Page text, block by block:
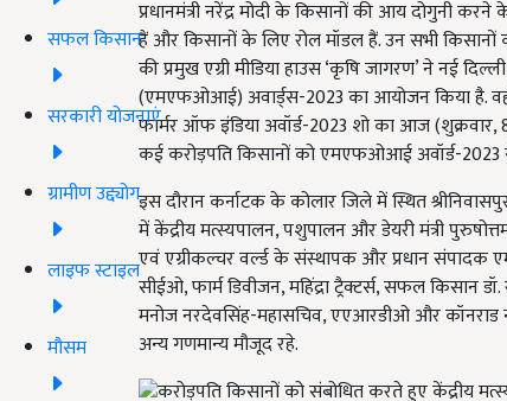
सफल किसान
सरकारी योजनाएं
ग्रामीण उद्द्योग
लाइफ स्टाइल
मौसम
प्रधानमंत्री नरेंद्र मोदी के किसानों की आय दोगुनी
हैं और किसानों के लिए रोल मॉडल हैं. उन सभी किसानों
की प्रमुख एग्री मीडिया हाउस ‘कृषि जागरण’ ने नई
(एमएफओआई) अवार्ड्स-2023 का आयोजन किया है. वहीं,
फार्मर ऑफ इंडिया अवॉर्ड-2023 शो का आज
कई करोड़पति किसानों को एमएफओआई अवॉर्ड-2023
इस दौरान कर्नाटक के कोलार जिले में स्थित
में केंद्रीय मत्स्यपालन, पशुपालन और डेयरी मंत्री
एवं एग्रीकल्चर वर्ल्ड के संस्थापक और प्रधान संपादक
सीईओ, फार्म डिवीजन, महिंद्रा ट्रैक्टर्स, सफल किसान
मनोज नरदेवसिंह-महासचिव, एएआरडीओ और कॉनराड
अन्य गणमान्य मौजूद रहे.